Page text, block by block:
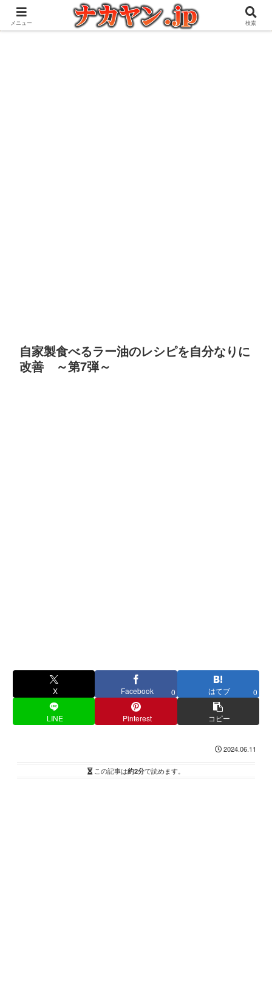
アウトドアとガジェット好きな管理人の愉快な日々を綴るブログ
自家製食べるラー油のレシピを自分なりに
改善 ～第7弾～
X Facebook 0 はてブ 0
LINE Pinterest コピー
2024.06.11
この記事は約2分で読めます。
メニュー 検索